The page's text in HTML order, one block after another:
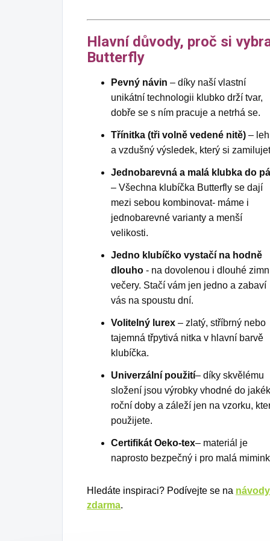
Hlavní důvody, proč si
Butterfly
Pevný návin – díky naší vlastní
unikátní technologii klubko drží tvar,
dobře se s ním pracuje a netrhá se.
Třínitka (tři volně vedené nitě) –
a vzdušný výsledek, který si
Jednobarevná a malá klubka do
– Všechna klubíčka Butterfly se dají
mezi sebou kombinovat- máme i
jednobarevné varianty a menší
velikosti.
Jedno klubíčko vystačí na hodně
dlouho - na dovolenou i dlouhé
večery. Stačí vám jen jedno a zabaví
vás na spoustu dní.
Volitelný lurex – zlatý, stříbrný nebo
tajemná třpytivá nitka v hlavní barvě
klubíčka.
Univerzální použití– díky skvělému
složení jsou výrobky vhodné do
roční doby a záleží jen na vzorku,
použijete.
Certifikát Oeko-tex– materiál je
naprosto bezpečný i pro malá
Hledáte inspiraci? Podívejte se na návody
zdarma.